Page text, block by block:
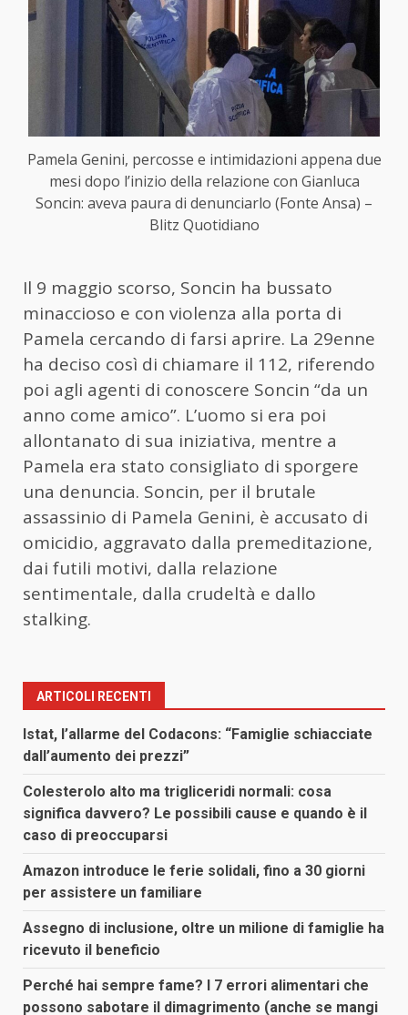
Pamela Genini, percosse e intimidazioni appena due
mesi dopo l’inizio della relazione con Gianluca
Soncin: aveva paura di denunciarlo (Fonte Ansa) –
Blitz Quotidiano
Il 9 maggio scorso, Soncin ha bussato
minaccioso e con violenza alla porta di
Pamela cercando di farsi aprire. La 29enne
ha deciso così di chiamare il 112, riferendo
poi agli agenti di conoscere Soncin “da un
anno come amico”. L’uomo si era poi
allontanato di sua iniziativa, mentre a
Pamela era stato consigliato di sporgere
una denuncia. Soncin, per il brutale
assassinio di Pamela Genini, è accusato di
omicidio, aggravato dalla premeditazione,
dai futili motivi, dalla relazione
sentimentale, dalla crudeltà e dallo
stalking.
ARTICOLI RECENTI
Istat, l’allarme del Codacons: “Famiglie schiacciate
dall’aumento dei prezzi”
Colesterolo alto ma trigliceridi normali: cosa
significa davvero? Le possibili cause e quando è il
caso di preoccuparsi
Amazon introduce le ferie solidali, fino a 30 giorni
per assistere un familiare
Assegno di inclusione, oltre un milione di famiglie ha
ricevuto il beneficio
Perché hai sempre fame? I 7 errori alimentari che
possono sabotare il dimagrimento (anche se mangi